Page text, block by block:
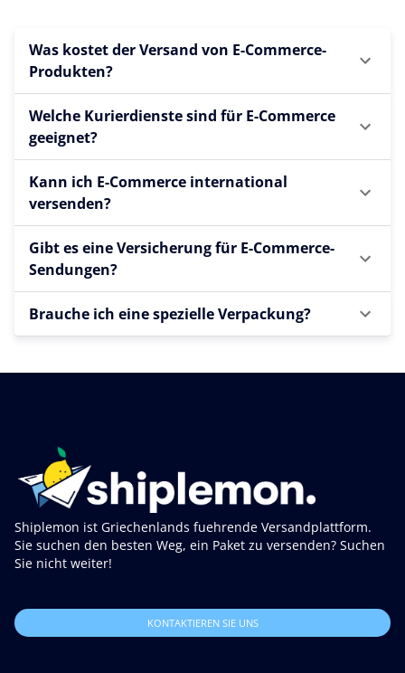
Was kostet der Versand von E-Commerce-
Produkten?
Welche Kurierdienste sind für E-Commerce
geeignet?
Kann ich E-Commerce international
versenden?
Gibt es eine Versicherung für E-Commerce-
Sendungen?
Brauche ich eine spezielle Verpackung?
Shiplemon ist Griechenlands fuehrende Versandplattform.
Sie suchen den besten Weg, ein Paket zu versenden? Suchen
Sie nicht weiter!
KONTAKTIEREN SIE UNS